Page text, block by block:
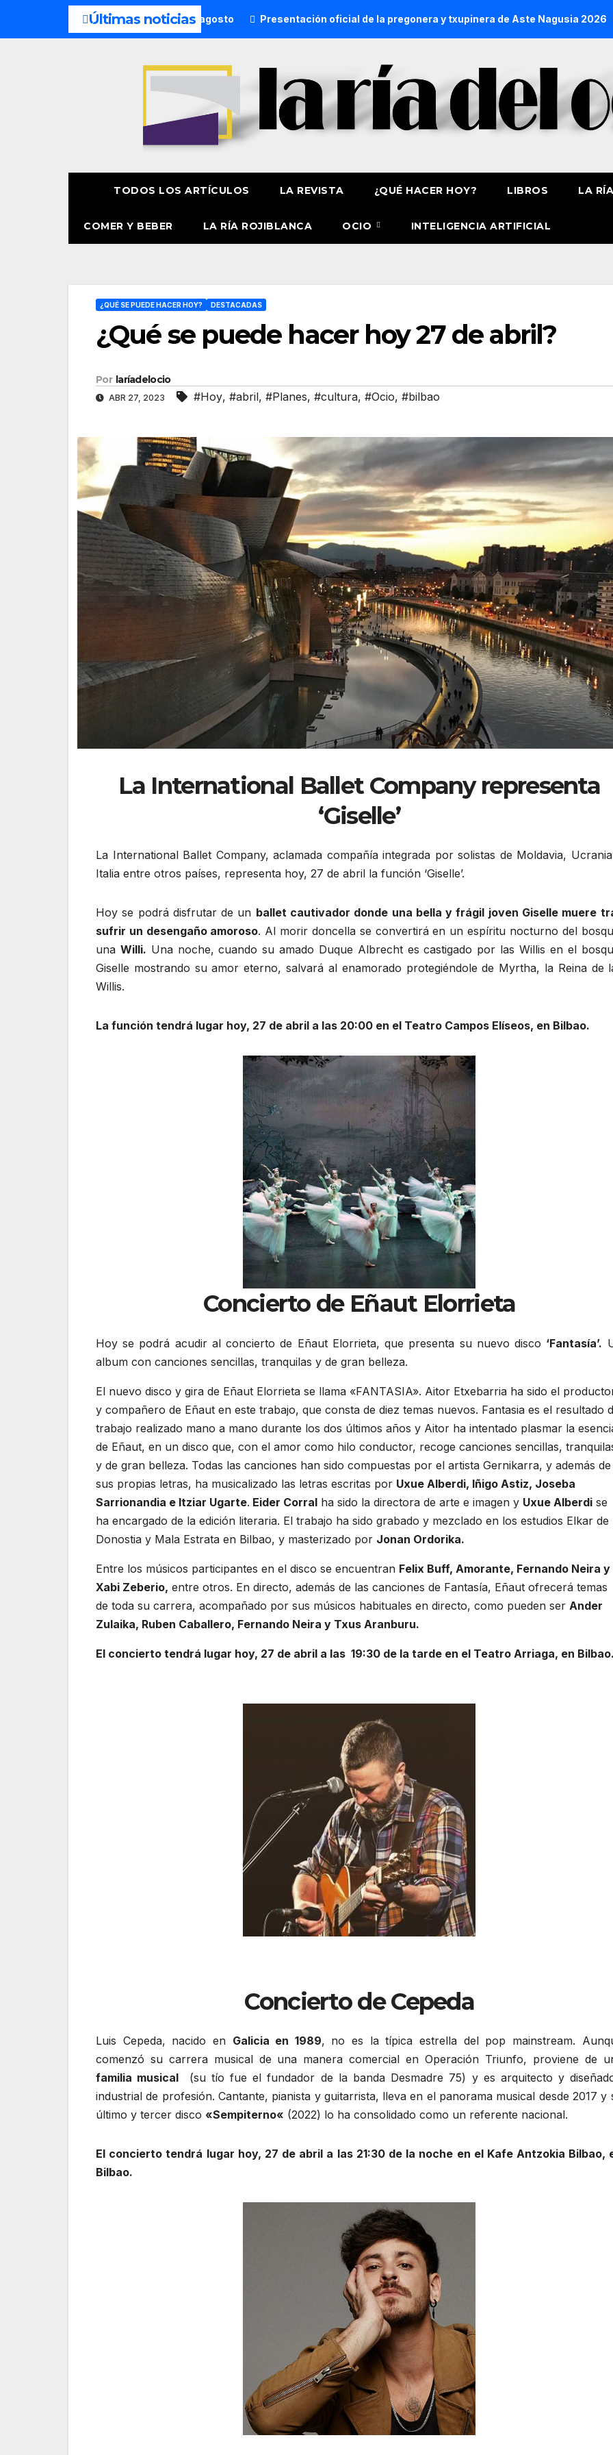
Últimas noticias
¿Qué hacer hoy? 7 de agosto Presentación oficial de la pregonera y txupinera de Aste Nagusia 2026 La
TODOS LOS ARTÍCULOS LA REVISTA ¿QUÉ HACER HOY? LIBROS LA
COMER Y BEBER LA RÍA ROJIBLANCA OCIO INTELIGENCIA ARTIFICIAL
¿QUÉ SE PUEDE HACER HOY? DESTACADAS
¿Qué se puede hacer hoy 27 de abril?
Por laríadelocio
ABR 27, 2023 #Hoy, #abril, #Planes, #cultura, #Ocio, #bilbao
La International Ballet Company representa
‘Giselle’
La International Ballet Company, aclamada compañía integrada por solistas de Moldavia,
Italia entre otros países, representa hoy, 27 de abril la función ‘Giselle’.
Hoy se podrá disfrutar de un ballet cautivador donde una bella y frágil joven Giselle muere
sufrir un desengaño amoroso. Al morir doncella se convertirá en un espíritu nocturno del
una Willi. Una noche, cuando su amado Duque Albrecht es castigado por las Willis en el
Giselle mostrando su amor eterno, salvará al enamorado protegiéndole de Myrtha, la Reina de
Willis.
La función tendrá lugar hoy, 27 de abril a las 20:00 en el Teatro Campos Elíseos, en Bilbao.
Concierto de Eñaut Elorrieta
Hoy se podrá acudir al concierto de Eñaut Elorrieta, que presenta su nuevo disco ‘Fantasía’.
album con canciones sencillas, tranquilas y de gran belleza.
El nuevo disco y gira de Eñaut Elorrieta se llama «FANTASIA». Aitor Etxebarria ha sido el
y compañero de Eñaut en este trabajo, que consta de diez temas nuevos. Fantasia es el resultado
trabajo realizado mano a mano durante los dos últimos años y Aitor ha intentado plasmar la
de Eñaut, en un disco que, con el amor como hilo conductor, recoge canciones sencillas,
y de gran belleza. Todas las canciones han sido compuestas por el artista Gernikarra, y además de
sus propias letras, ha musicalizado las letras escritas por Uxue Alberdi, Iñigo Astiz, Joseba
Sarrionandia e Itziar Ugarte. Eider Corral ha sido la directora de arte e imagen y Uxue Alberdi se
ha encargado de la edición literaria. El trabajo ha sido grabado y mezclado en los estudios Elkar de
Donostia y Mala Estrata en Bilbao, y masterizado por Jonan Ordorika.
Entre los músicos participantes en el disco se encuentran Felix Buff, Amorante, Fernando Neira y
Xabi Zeberio, entre otros. En directo, además de las canciones de Fantasía, Eñaut ofrecerá temas
de toda su carrera, acompañado por sus músicos habituales en directo, como pueden ser Ander
Zulaika, Ruben Caballero, Fernando Neira y Txus Aranburu.
El concierto tendrá lugar hoy, 27 de abril a las 19:30 de la tarde en el Teatro Arriaga, en
Concierto de Cepeda
Luis Cepeda, nacido en Galicia en 1989, no es la típica estrella del pop mainstream.
comenzó su carrera musicalde una manera comercial en Operación Triunfo, proviene de
familia musical (su tío fue elfundador de la banda Desmadre 75) y es arquitecto y
industrial de profesión. Cantante, pianista y guitarrista, lleva en el panorama musical desde 2017 y
último y tercer disco «Sempiterno« (2022) lo ha consolidado como un referente nacional.
El concierto tendrá lugar hoy, 27 de abril a las 21:30 de la noche en el Kafe Antzokia Bilbao,
Bilbao.